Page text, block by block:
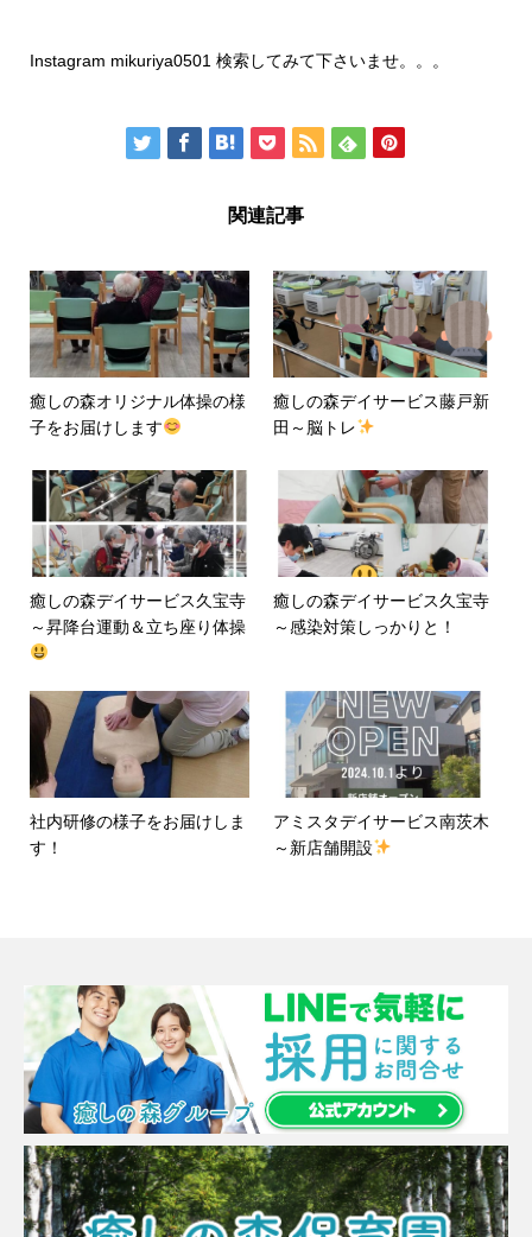
Instagram mikuriya0501 検索してみて下さいませ。。。
関連記事
癒しの森オリジナル体操の様
子をお届けします
癒しの森デイサービス藤戸新
田～脳トレ
癒しの森デイサービス久宝寺
～昇降台運動＆立ち座り体操
癒しの森デイサービス久宝寺
～感染対策しっかりと！
社内研修の様子をお届けしま
す！
アミスタデイサービス南茨木
～新店舗開設